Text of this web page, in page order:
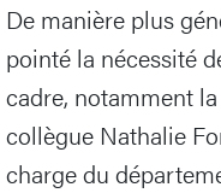
De manière plus
pointé la nécessité
cadre, notamment
collègue Nathalie
charge du